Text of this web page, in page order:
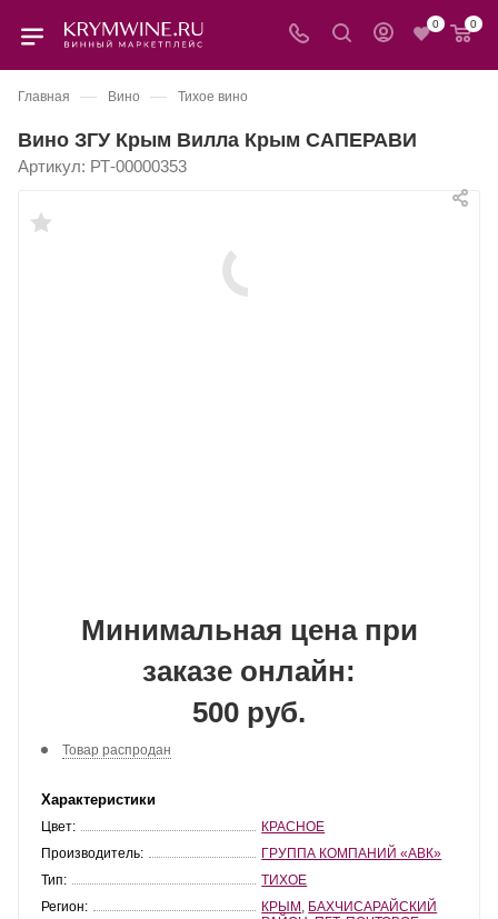
0 0
Главная — Вино — Тихое вино
Вино ЗГУ Крым Вилла Крым САПЕРАВИ
Артикул: РТ-00000353
Минимальная цена при
заказе онлайн:
500 руб.
Товар распродан
Характеристики
Цвет:
КРАСНОЕ
Производитель:
ГРУППА КОМПАНИЙ «АВК»
Тип:
ТИХОЕ
Регион:
КРЫМ БАХЧИСАРАЙСКИЙ